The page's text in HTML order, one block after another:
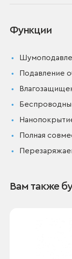
Функции
Подавление
Полная
Вам также